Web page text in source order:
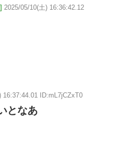
2025/05/10(土) 16:36:42.12
16:37:44.01 ID:mL7jCZxT0
となあ